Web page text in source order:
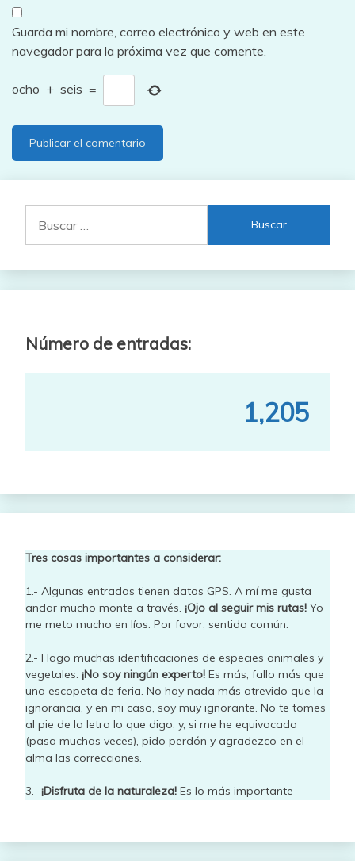
Guarda mi nombre, correo electrónico y web en este
navegador para la próxima vez que comente.
ocho + seis =
Número de entradas:
1,205
Tres cosas importantes a considerar:
1.- Algunas entradas tienen datos GPS. A mí me gusta
andar mucho monte a través. ¡Ojo al seguir mis rutas! Yo
me meto mucho en líos. Por favor, sentido común.
2.- Hago muchas identificaciones de especies animales y
vegetales. ¡No soy ningún experto! Es más, fallo más que
una escopeta de feria. No hay nada más atrevido que la
ignorancia, y en mi caso, soy muy ignorante. No te tomes
al pie de la letra lo que digo, y, si me he equivocado
(pasa muchas veces), pido perdón y agradezco en el
alma las correcciones.
3.- ¡Disfruta de la naturaleza! Es lo más importante